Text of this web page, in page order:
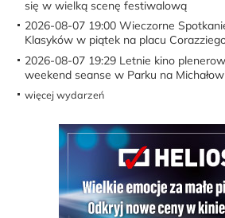
się w wielką scenę festiwalową
2026-08-07 19:00 Wieczorne
Klasyków w piątek na placu
2026-08-07 19:29 Letnie kino
weekend seanse w Parku na
więcej wydarzeń